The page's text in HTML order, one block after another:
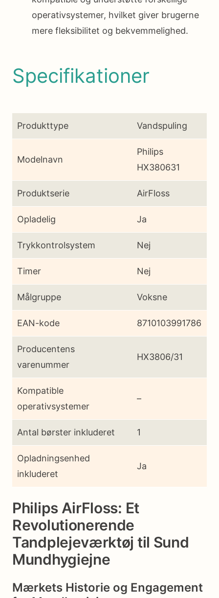
operativsystemer, hvilket giver brugerne
mere fleksibilitet og bekvemmelighed.
Specifikationer
Produkttype Vandspuling
Modelnavn
Philips
HX380631
Produktserie AirFloss
Opladelig Ja
Trykkontrolsystem Nej
Timer Nej
Målgruppe Voksne
EAN-kode 8710103991786
Producentens
varenummer
HX3806/31
Kompatible
operativsystemer
–
Antal børster inkluderet 1
Opladningsenhed
inkluderet
Ja
Philips AirFloss: Et
Revolutionerende
Tandplejeværktøj til Sund
Mundhygiejne
Mærkets Historie og Engagement